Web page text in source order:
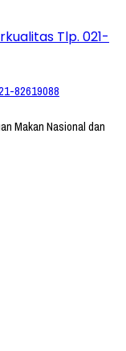
82619088
Makan Nasional dan